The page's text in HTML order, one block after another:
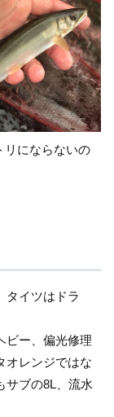
リにならないの
タイツはドラ
ビー、偏光修理
オレンジではな
サブの8L、流水